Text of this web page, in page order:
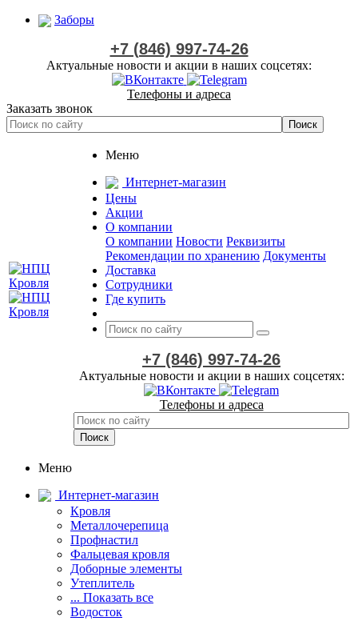
Заборы
+7 (846) 997-74-26
Актуальные новости и акции в наших соцсетях:
Телефоны и адреса
Заказать звонок
Меню
Интернет-магазин
Цены
Акции
О компании
О компании Новости Реквизиты
Рекомендации по хранению Документы
Доставка
Сотрудники
Где купить
+7 (846) 997-74-26
Актуальные новости и акции в наших соцсетях:
Телефоны и адреса
Меню
Интернет-магазин
Кровля
Металлочерепица
Профнастил
Фальцевая кровля
Доборные элементы
Утеплитель
... Показать все
Водосток